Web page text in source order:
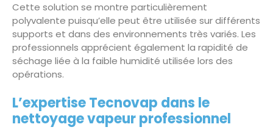
Cette solution se montre particulièrement
polyvalente puisqu’elle peut être utilisée sur différents
supports et dans des environnements très variés. Les
professionnels apprécient également la rapidité de
séchage liée à la faible humidité utilisée lors des
opérations.
L’expertise Tecnovap dans le
nettoyage vapeur professionnel